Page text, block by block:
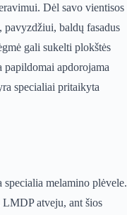
Dėl savo vientisos
pavyzdžiui, baldų fasadus
gali sukelti plokštės
papildomai apdorojama
specialiai pritaikyta
melamino plėvele.
atveju, ant šios